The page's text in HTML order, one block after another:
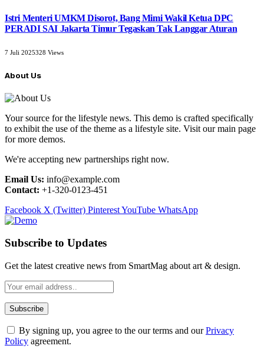
Istri Menteri UMKM Disorot, Bang Mimi Wakil Ketua DPC
PERADI SAI Jakarta Timur Tegaskan Tak Langgar Aturan
7 Juli 2025328 Views
About Us
Your source for the lifestyle news. This demo is crafted specifically
to exhibit the use of the theme as a lifestyle site. Visit our main page
for more demos.
We're accepting new partnerships right now.
Email Us: info@example.com
Contact: +1-320-0123-451
Facebook X (Twitter) PinterestYouTube WhatsApp
Subscribe to Updates
Get the latest creative news from SmartMag about art & design.
By signing up, you agree to the our terms and ourPrivacy
Policy agreement.